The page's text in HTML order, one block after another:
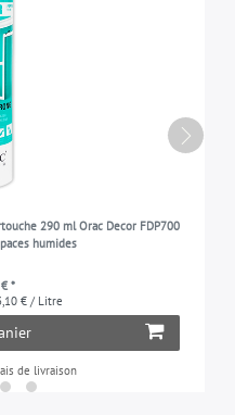
290 ml Orac Decor FDP700
humides
*
€ / Litre
de livraison